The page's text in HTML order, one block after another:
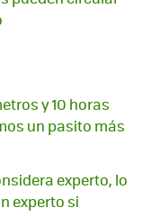
y 10 horas
un pasito más
experto, lo
experto si